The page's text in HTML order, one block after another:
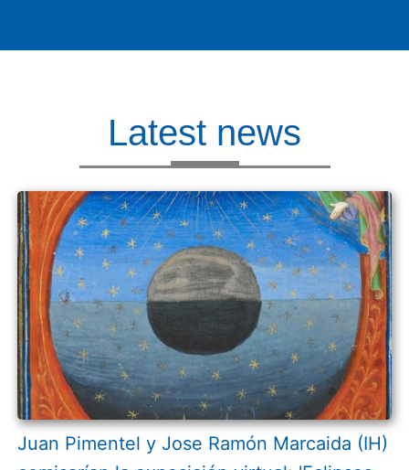
Latest news
Juan Pimentel y Jose Ramón Marcaida (IH)